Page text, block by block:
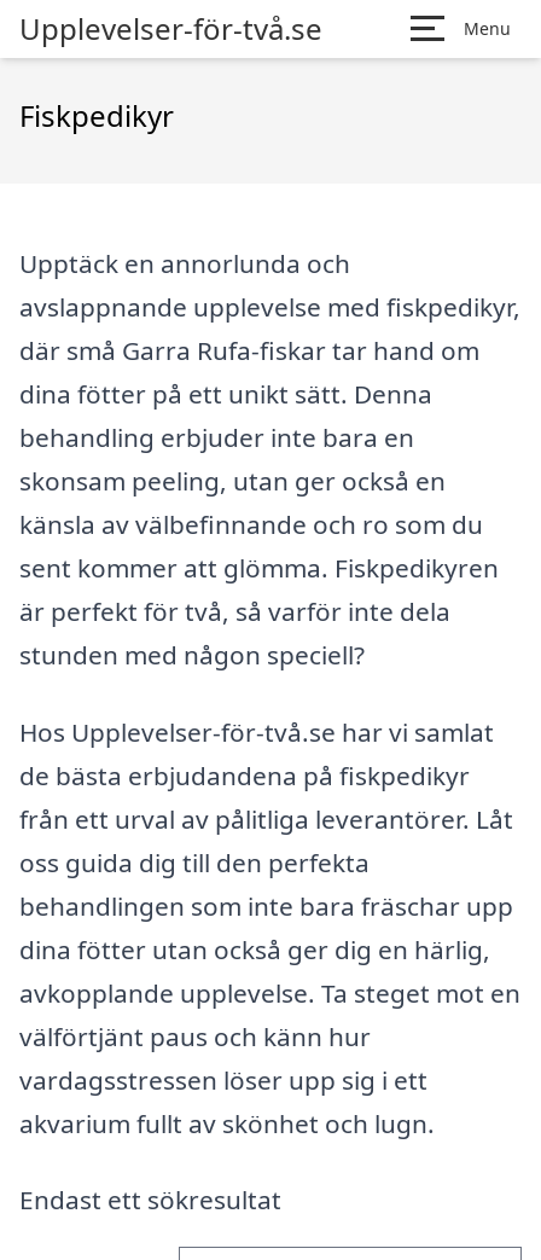
Upplevelser-för-två.se Menu
Fiskpedikyr
Upptäck en annorlunda och
avslappnande upplevelse med fiskpedikyr,
där små Garra Rufa-fiskar tar hand om
dina fötter på ett unikt sätt. Denna
behandling erbjuder inte bara en
skonsam peeling, utan ger också en
känsla av välbefinnande och ro som du
sent kommer att glömma. Fiskpedikyren
är perfekt för två, så varför inte dela
stunden med någon speciell?
Hos Upplevelser-för-två.se har vi samlat
de bästa erbjudandena på fiskpedikyr
från ett urval av pålitliga leverantörer. Låt
oss guida dig till den perfekta
behandlingen som inte bara fräschar upp
dina fötter utan också ger dig en härlig,
avkopplande upplevelse. Ta steget mot en
välförtjänt paus och känn hur
vardagsstressen löser upp sig i ett
akvarium fullt av skönhet och lugn.
Endast ett sökresultat